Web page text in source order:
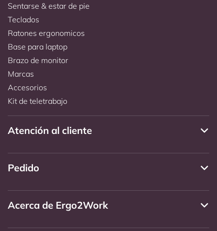
Sentarse & estar de pie
Teclados
Ratones ergonomicos
Base para laptop
Brazo de monitor
Marcas
Accesorios
Kit de teletrabajo
Atención al cliente
Pedido
Acerca de Ergo2Work